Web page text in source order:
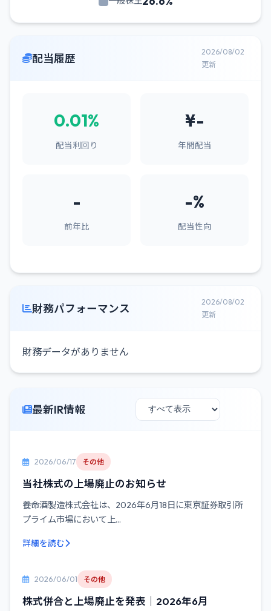
配当履歴
2026/08/02
更新
0.01%
配当利回り
¥-
年間配当
-
前年比
-%
配当性向
財務パフォーマンス
2026/08/02
更新
財務データがありません
最新IR情報
2026/06/17 その他
当社株式の上場廃止のお知らせ
養命酒製造株式会社は、2026年6月18日に東京証券取引所
プライム市場において上...
詳細を読む
2026/06/01 その他
株式併合と上場廃止を発表｜2026年6月